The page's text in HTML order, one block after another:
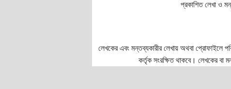
প্রকাশিত লেখা ও
লেখকের এবং মন্তব্যকারীর লেখায় অথবা প্রোফাইলে
কর্তৃক সংরক্ষিত থাকবে। লেখকের বা